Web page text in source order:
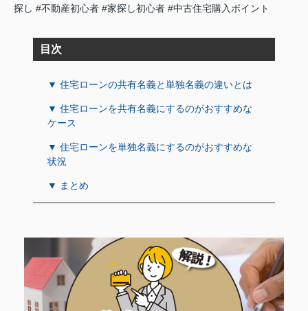
探し #不動産初心者 #家探し初心者 #中古住宅購入ポイント
目次
▼ 住宅ローンの共有名義と単独名義の違いとは
▼ 住宅ローンを共有名義にするのがおすすめな
ケース
▼ 住宅ローンを単独名義にするのがおすすめな
状況
▼ まとめ